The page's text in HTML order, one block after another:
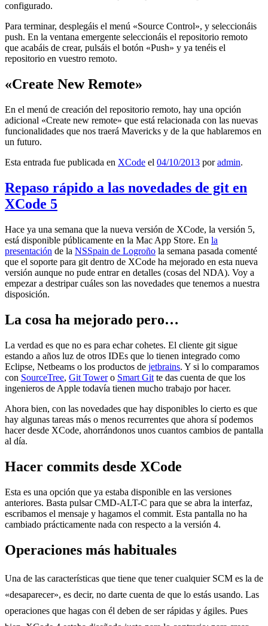
configurado.
Para terminar, desplegáis el menú «Source Control», y seleccionáis
push. En la ventana emergente seleccionáis el repositorio remoto
que acabáis de crear, pulsáis el botón «Push» y ya tenéis el
repositorio en vuestro remoto.
«Create New Remote»
En el menú de creación del repositorio remoto, hay una opción
adicional «Create new remote» que está relacionada con las nuevas
funcionalidades que nos traerá Mavericks y de la que hablaremos en
un futuro.
Esta entrada fue publicada en XCode el 04/10/2013 poradmin.
Repaso rápido a las novedades de git en
XCode 5
Hace ya una semana que la nueva versión de XCode, la versión 5,
está disponible públicamente en la Mac App Store. En la
presentación de la NSSpain de Logroño la semana pasada comenté
que el soporte para git dentro de XCode ha mejorado en esta nueva
versión aunque no pude entrar en detalles (cosas del NDA). Voy a
empezar a destripar cuáles son las novedades que tenemos a nuestra
disposición.
La cosa ha mejorado pero…
La verdad es que no es para echar cohetes. El cliente git sigue
estando a años luz de otros IDEs que lo tienen integrado como
Eclipse, Netbeams o los productos de jetbrains. Y si lo comparamos
con SourceTree, Git Towero Smart Git te das cuenta de que los
ingenieros de Apple todavía tienen mucho trabajo por hacer.
Ahora bien, con las novedades que hay disponibles lo cierto es que
hay algunas tareas más o menos recurrentes que ahora sí podemos
hacer desde XCode, ahorrándonos unos cuantos cambios de pantalla
al día.
Hacer commits desde XCode
Esta es una opción que ya estaba disponible en las versiones
anteriores. Basta pulsar CMD-ALT-C para que se abra la interfaz,
escribamos el mensaje y hagamos el commit. Esta pantalla no ha
cambiado prácticamente nada con respecto a la versión 4.
Operaciones más habituales
Una de las características que tiene que tener cualquier SCM es la de
«desaparecer», es decir, no darte cuenta de que lo estás usando. Las
operaciones que hagas con él deben de ser rápidas y ágiles. Pues